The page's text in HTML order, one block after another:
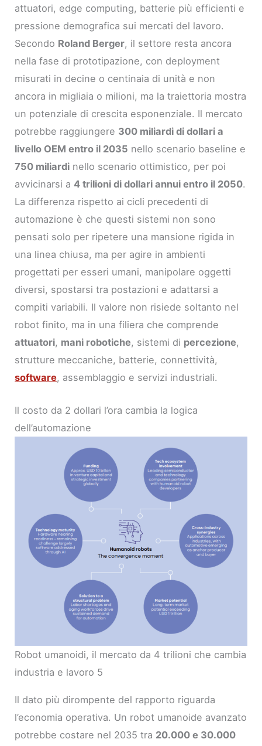
attuatori, edge computing, batterie più efficienti e
pressione demografica sui mercati del lavoro.
Secondo Roland Berger, il settore resta ancora
nella fase di prototipazione, con deployment
misurati in decine o centinaia di unità e non
ancora in migliaia o milioni, ma la traiettoria mostra
un potenziale di crescita esponenziale. Il mercato
potrebbe raggiungere 300 miliardi di dollari a
livello OEM entro il 2035 nello scenario baseline e
750 miliardi nello scenario ottimistico, per poi
avvicinarsi a4 trilioni di dollari annui entro il 2050.
La differenza rispetto ai cicli precedenti di
automazione è che questi sistemi non sono
pensati solo per ripetere una mansione rigida in
una linea chiusa, ma per agire in ambienti
progettati per esseri umani, manipolare oggetti
diversi, spostarsi tra postazioni e adattarsi a
compiti variabili. Il valore non risiede soltanto nel
robot finito, ma in una filiera che comprende
attuatori, mani robotiche, sistemi di percezione,
strutture meccaniche, batterie, connettività,
software, assemblaggio e servizi industriali.
Il costo da 2 dollari l’ora cambia la logica
dell’automazione
Robot umanoidi, il mercato da 4 trilioni che cambia
industria e lavoro 5
Il dato più dirompente del rapporto riguarda
l’economia operativa. Un robot umanoide avanzato
potrebbe costare nel 2035 tra 20.000 e 30.000